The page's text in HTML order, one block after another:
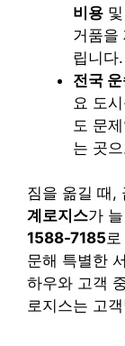
비용 및
거품을
립니다.
전국
요 도
도 문
는 곳
짐을 옮길 때,
계로지스가
1588-7185
문해 특별한
하우와 고객
로지스는 고